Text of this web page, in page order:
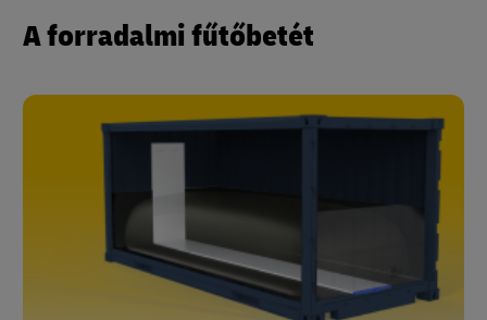
A forradalmi fűtőbetét